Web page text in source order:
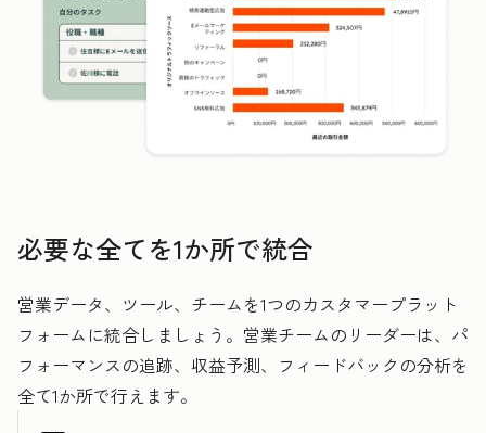
必要な全てを1か所で統合
営業データ、ツール、チームを1つのカスタマープラット
フォームに統合しましょう。営業チームのリーダーは、パ
フォーマンスの追跡、収益予測、フィードバックの分析を
全て1か所で行えます。